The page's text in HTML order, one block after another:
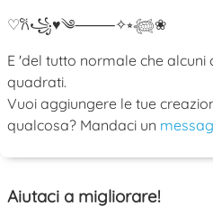
♡𐙚꧁♥༄⸻✧⭒𓆉❀
E 'del tutto normale che
quadrati.
Vuoi aggiungere le tue
qualcosa? Mandaci un
Aiutaci a migliorare!